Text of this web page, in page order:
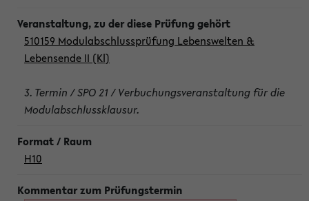
510159 Modulabschlussprüfung Lebenswelten &
Lebensende II (Kl)
3. Termin / SPO 21 / Verbuchungsveranstaltung für die
Modulabschlussklausur.
H10